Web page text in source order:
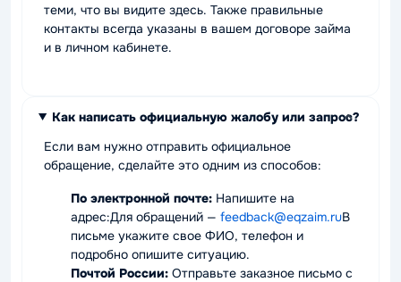
теми, что вы видите здесь. Также правильные
контакты всегда указаны в вашем договоре займа
и в личном кабинете.
Как написать официальную жалобу или запрос?
Если вам нужно отправить официальное
обращение, сделайте это одним из способов:
По электронной почте: Напишите на
адрес:Для обращений — feedback@eqzaim.ruВ
письме укажите свое ФИО, телефон и
подробно опишите ситуацию.
Почтой России: Отправьте заказное письмо с